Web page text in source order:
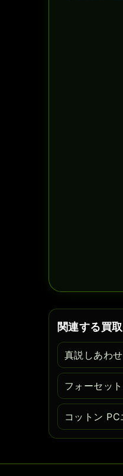
関連する買
真説しあわ
フォーセッ
コットン